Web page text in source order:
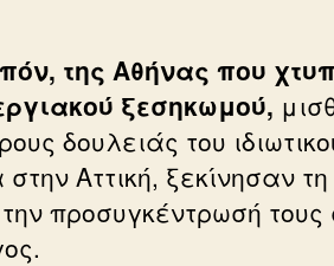
της Αθήνας που
ξεσηκωμού,
δουλειάς του
Αττική, ξεκίνησαν
προσυγκέντρωσή τους